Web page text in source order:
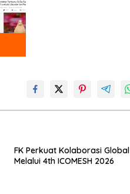
FK Perkuat Kolaborasi Global
Melalui 4th ICOMESH 2026